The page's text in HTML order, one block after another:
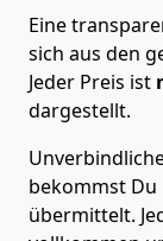
Eine
sich aus den
Jeder Preis ist
dargestellt.
bekommst
übermittelt.